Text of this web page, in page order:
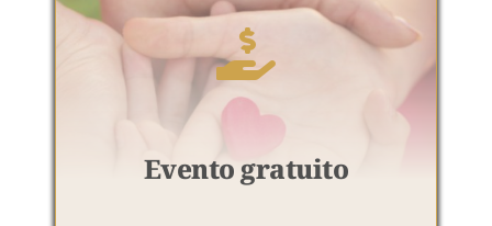
Evento gratuito